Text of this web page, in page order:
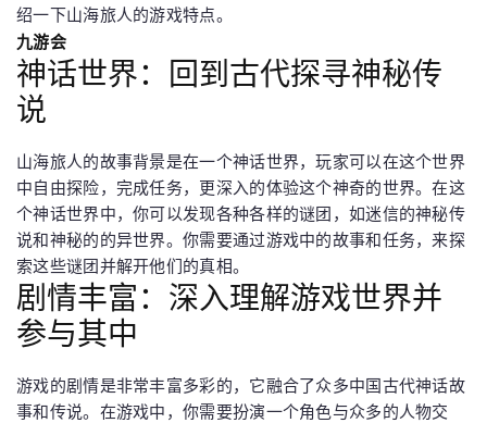
绍一下山海旅人的游戏特点。
九游会
神话世界：回到古代探寻神秘传
说
山海旅人的故事背景是在一个神话世界，玩家可以在这个世界
中自由探险，完成任务，更深入的体验这个神奇的世界。在这
个神话世界中，你可以发现各种各样的谜团，如迷信的神秘传
说和神秘的的异世界。你需要通过游戏中的故事和任务，来探
索这些谜团并解开他们的真相。
剧情丰富：深入理解游戏世界并
参与其中
游戏的剧情是非常丰富多彩的，它融合了众多中国古代神话故
事和传说。在游戏中，你需要扮演一个角色与众多的人物交